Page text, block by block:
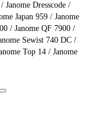
Janome Dresscode /
Japan 959 / Janome
/ Janome QF 7900 /
Sewist 740 DC /
Top 14 / Janome